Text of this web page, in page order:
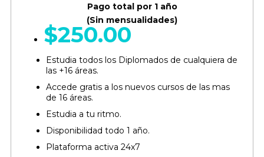
Pago total por 1 año
(Sin mensualidades)
$250.00
Estudia todos los Diplomados de cualquiera de
las +16 áreas.​
Accede gratis a los nuevos cursos de las mas
de 16 áreas.​
Estudia a tu ritmo.
Disponibilidad todo 1 año.
Plataforma activa 24x7